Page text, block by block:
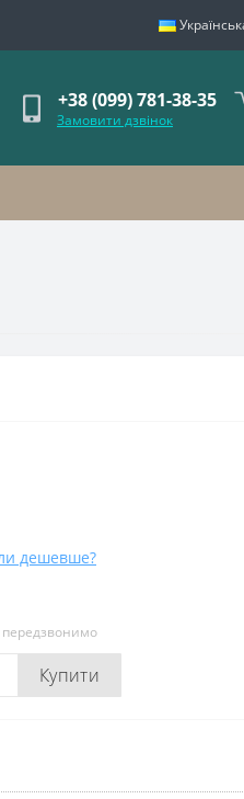
+38 (099) 781-38-35
Замовити дзвінок
дешевше?
передзвонимо
Купити